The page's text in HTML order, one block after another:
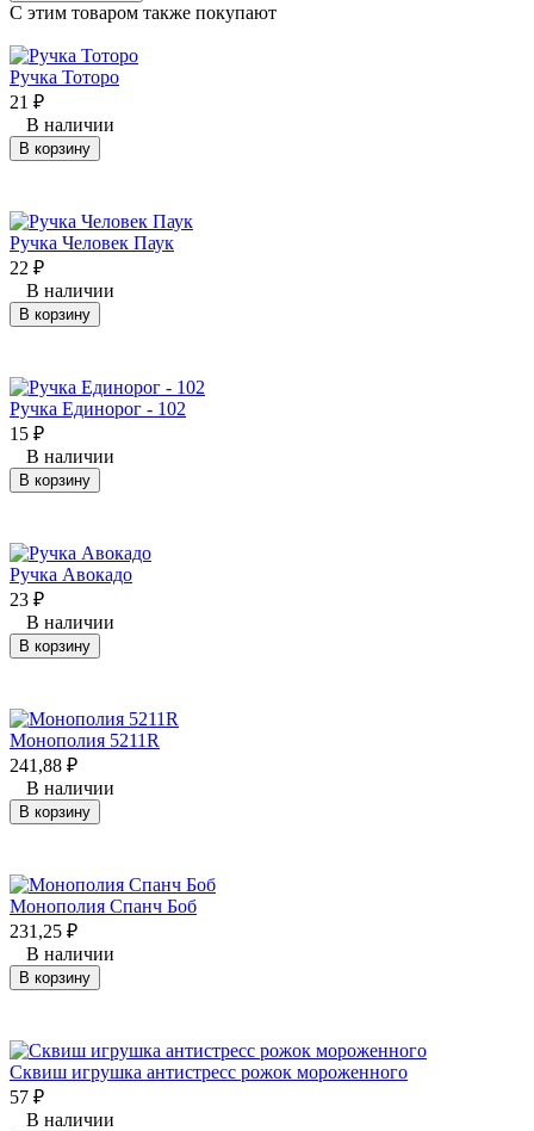
C этим товаром также покупают
Ручка Тоторо
21 ₽
В наличии
В корзину
Ручка Человек Паук
22 ₽
В наличии
В корзину
Ручка Единорог - 102
15 ₽
В наличии
В корзину
Ручка Авокадо
23 ₽
В наличии
В корзину
Монополия 5211R
241,88 ₽
В наличии
В корзину
Монополия Спанч Боб
231,25 ₽
В наличии
В корзину
Сквиш игрушка антистресс рожок мороженного
57 ₽
В наличии